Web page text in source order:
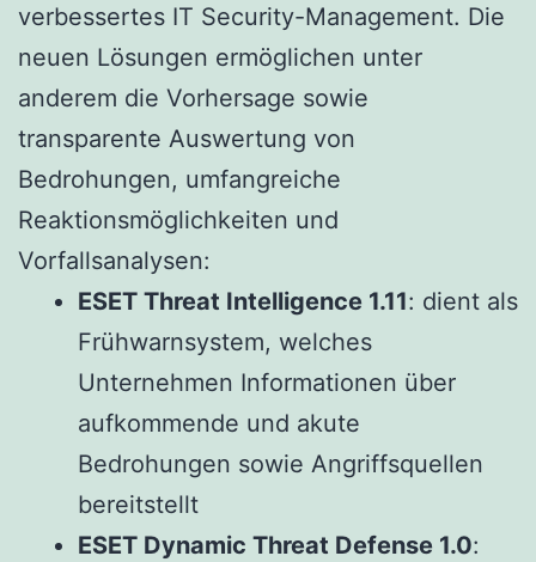
verbessertes IT Security-Management. Die
neuen Lösungen ermöglichen unter
anderem die Vorhersage sowie
transparente Auswertung von
Bedrohungen, umfangreiche
Reaktionsmöglichkeiten und
Vorfallsanalysen:
ESET Threat Intelligence 1.11: dient als
Frühwarnsystem, welches
Unternehmen Informationen über
aufkommende und akute
Bedrohungen sowie Angriffsquellen
bereitstellt
ESET Dynamic Threat Defense 1.0: